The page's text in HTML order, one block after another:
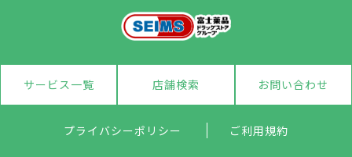
サービス一覧 店舗検索 お問い合わせ
プライバシーポリシー ご利用規約